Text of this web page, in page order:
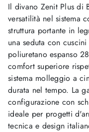
Il divano Zenit Plus di
versatilità nel sistema
struttura portante in
una seduta con
poliuretano espanso
comfort superiore
sistema molleggio a
durata nel tempo. La
configurazione con
ideale per progetti
tecnica e design